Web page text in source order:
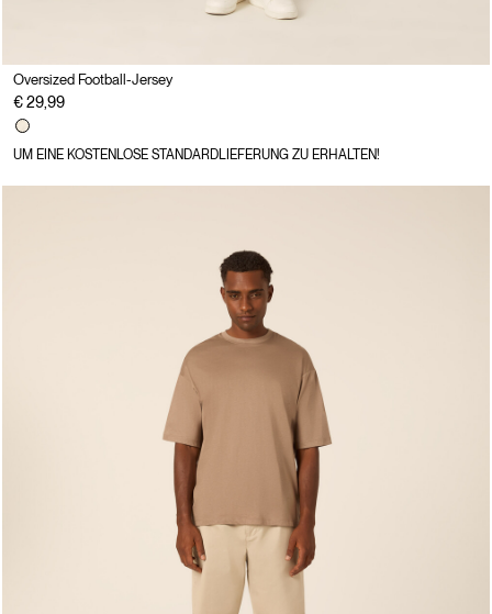
Oversized Football-Jersey
€ 29,99
UM EINE KOSTENLOSE STANDARDLIEFERUNG ZU ERHALTEN!